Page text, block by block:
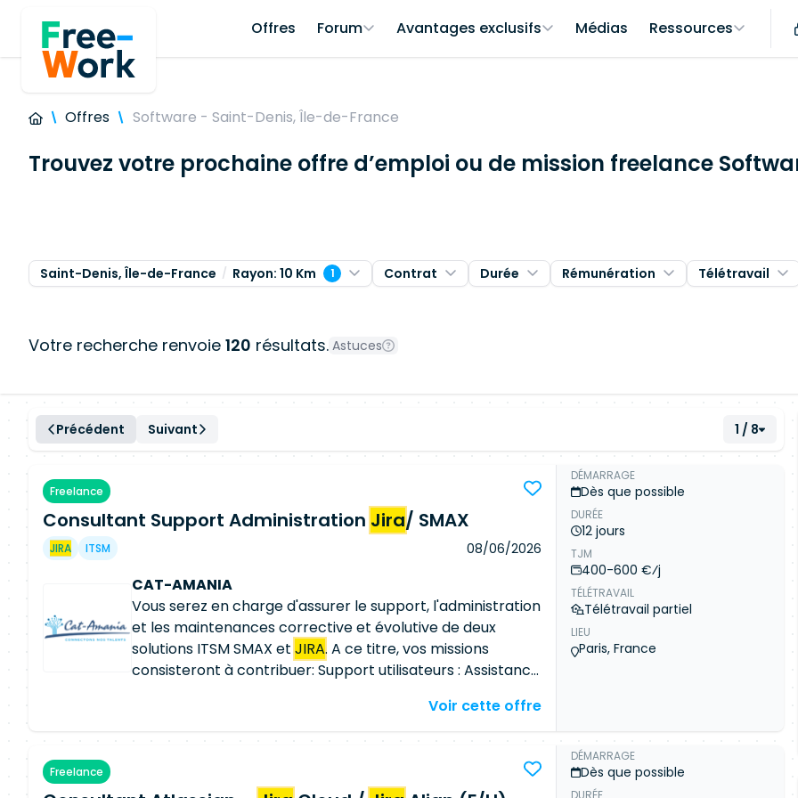
Offres Forum Avantages exclusifs Médias Ressources
Offres Software - Saint-Denis, Île-de-France
Trouvez votre prochaine offre d’emploi ou de mission freelance
Saint-Denis, Île-de-France Rayon: 10 Km 1 Contrat Durée Rémunération Télétravail
Votre recherche renvoie 120 résultats. Astuces
Précédent Suivant 1 / 8
Freelance
Consultant Support Administration Jira/ SMAX
JIRA ITSM 08/06/2026
CAT-AMANIA
Vous serez en charge d'assurer le support, l'administration
et les maintenances corrective et évolutive de deux
solutions ITSM SMAX et JIRA. A ce titre, vos missions
consisteront à contribuer: Support utilisateurs : Assistance
/Confluence/XRay/Jsm Administration technique
Voir cette offre
DÉMARRAGE
Dès que possible
DURÉE
12 jours
TJM
400-600 €⁄j
TÉLÉTRAVAIL
Télétravail partiel
LIEU
Paris, France
Freelance
DÉMARRAGE
Dès que possible
DURÉE